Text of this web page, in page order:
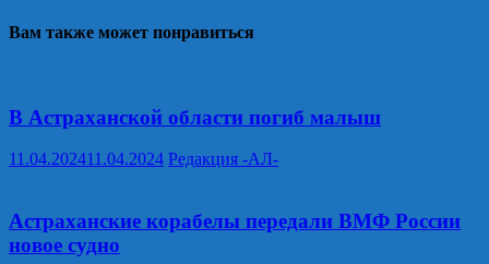
Вам также может понравиться
В Астраханской области погиб малыш
11.04.202411.04.2024 Редакция -АЛ-
Астраханские корабелы передали ВМФ России
новое судно